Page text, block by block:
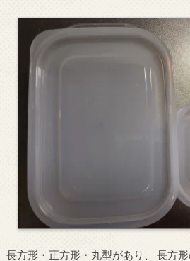
長方形・正方形・丸型があり、 長方